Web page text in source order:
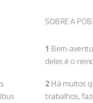
SOBRE A
1 Bem-
deles é o
2Há muitos
trabalhos,